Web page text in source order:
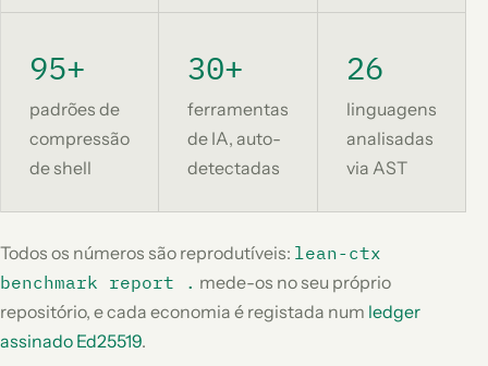
95+
padrões de
compressão
de shell
30+
ferramentas
de IA, auto-
detectadas
26
linguagens
analisadas
via AST
Todos os números são reprodutíveis: lean-ctx
benchmark report . mede-os no seu próprio
repositório, e cada economia é registada num ledger
assinado Ed25519.